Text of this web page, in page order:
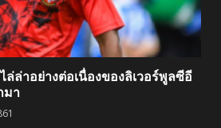
ล่ล่าอย่างต่อเนื่องของลิเวอร์พูลซีอี
มา